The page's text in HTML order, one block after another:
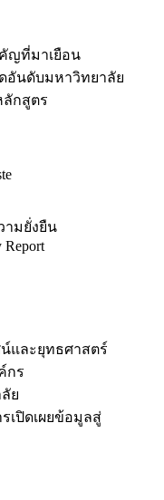
ญที่มาเยือน
อันดับมหาวิทยาลัย
ลักสูตร
ามยั่งยืน
Report
และยุทธศาสตร์
กร
ย
รเปิดเผยข้อมูลสู่